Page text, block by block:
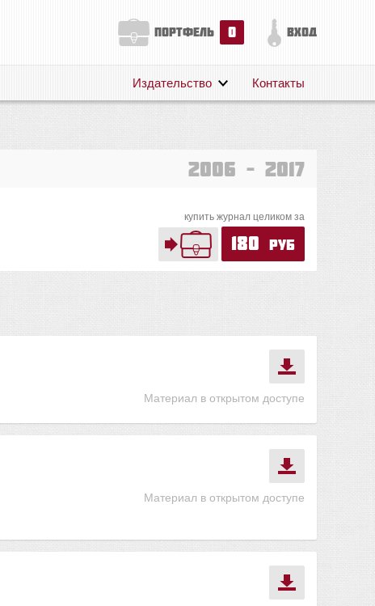
портфель 0 вход
Поддержка
Издательство Контакты
2006 – 2017
купить журнал целиком за
180 руб
Материал в открытом доступе
Материал в открытом доступе